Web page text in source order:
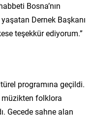
Bosna’nın
Dernek Başkanı
teşekkür ediyorum.”
programına geçildi.
müzikten folklora
Gecede sahne alan